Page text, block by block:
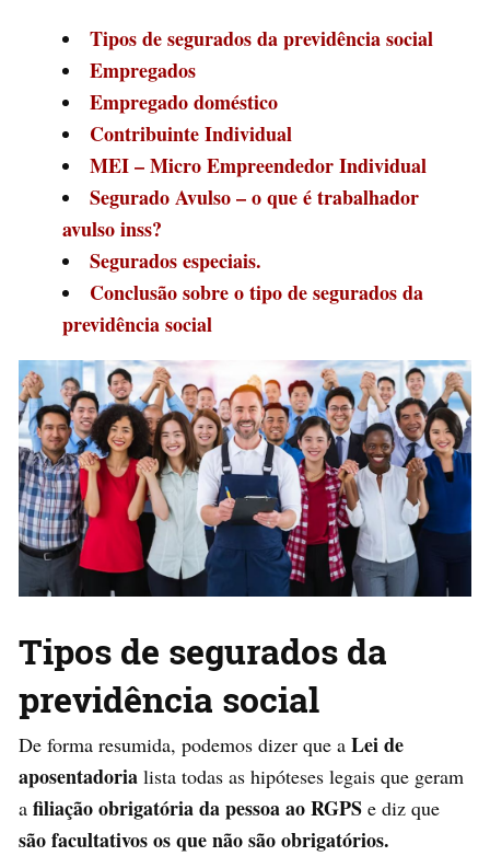
Tipos de segurados da previdência social
Empregados
Empregado doméstico
Contribuinte Individual
MEI – Micro Empreendedor Individual
Segurado Avulso – o que é trabalhador
avulso inss?
Segurados especiais.
Conclusão sobre o tipo de segurados da
previdência social
Tipos de segurados da
previdência social
De forma resumida, podemos dizer que a Lei de
aposentadoria lista todas as hipóteses legais que geram
a filiação obrigatória da pessoa ao RGPS e diz que
são facultativos os que não são obrigatórios.